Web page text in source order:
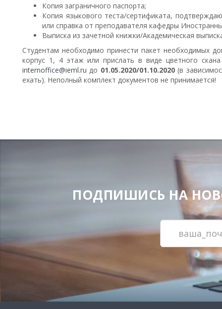
Копия заграничного паспорта;
Копия языкового теста/сертификата,
или справка от преподавателя кафедры
Выписка из зачетной книжки/Академическая
Студентам необходимо принести пакет необходимых
корпус 1, 4 этаж или прислать в виде цветного
internoffice@ieml.ru до 01.05.2020/01.10.2020(в
ехать). Неполный комплект документов не принимается!
ПОДПИШИСЬ НА